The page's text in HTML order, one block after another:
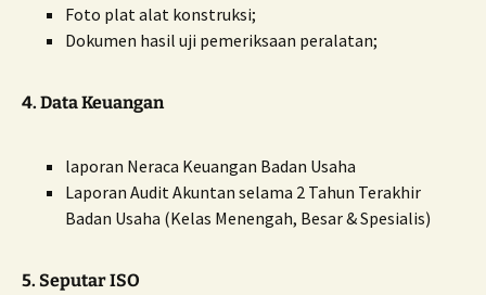
Foto plat alat konstruksi;
Dokumen hasil uji pemeriksaan peralatan;
4. Data Keuangan
laporan Neraca Keuangan Badan Usaha
Laporan Audit Akuntan selama 2 Tahun Terakhir
Badan Usaha (Kelas Menengah, Besar & Spesialis)
5. Seputar ISO